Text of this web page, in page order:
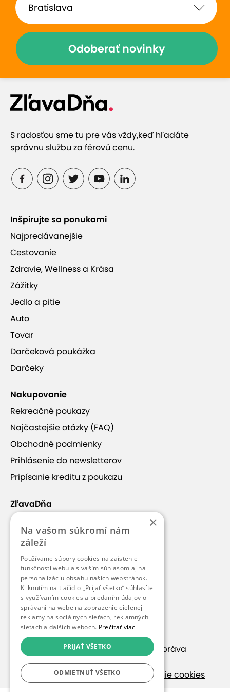
Olejová masáž:
podporuje detoxikáciu organizmu
zlepšuje krvný obeh
zmierňuje svalové bolesti
posilňuje imunitu
zanecháva pokožku hebkú a pružnú
Je to dokonalý spôsob, ako si dopriať chvíľu len pre
seba a obnoviť vnútornú rovnováhu.
Odoberať novinky
S radosťou sme tu pre vás vždy,keď hľadáte
správnu službu za férovú cenu.
Inšpirujte sa ponukami
Najpredávanejšie
Cestovanie
Zdravie, Wellness a Krása
Zážitky
Jedlo a pitie
Auto
Tovar
Darčeková poukážka
Darčeky
Nakupovanie
Rekreačné poukazy
Najčastejšie otázky (FAQ)
Obchodné podmienky
Prihlásenie do newsletterov
Pripísanie kreditu z poukazu
ZľavaDňa
Náš príbeh
Kontakt
Kariéra
Blog
Pre médiá
Pre partnerov
© 2010 – 2026inspirago s. r. o.
. Všetky práva
vyhradené.
Ochrana osobných údajov|
Nastavenie cookies
×
Na vašom súkromí nám
záleží
Používame súbory cookies na zaistenie
funkčnosti webu a s vaším súhlasom aj na
personalizáciu obsahu našich webstránok.
Kliknutím na tlačidlo „Prijať všetko“ súhlasíte
s využívaním cookies a predaním údajov o
správaní na webe na zobrazenie cielenej
reklamy na sociálnych sieťach, reklamných
sieťach a ďalších weboch. Prečítať viac
PRIJAŤ VŠETKO
ODMIETNUŤ VŠETKO